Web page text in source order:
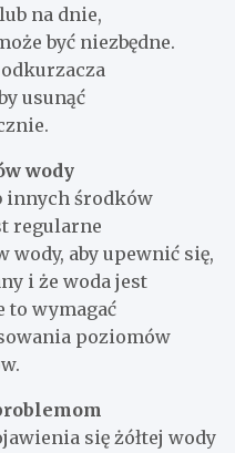
na dnie,
być niezbędne.
usunąć
wody
innych środków
regularne
aby upewnić się,
i że woda jest
to wymagać
poziomów
się żółtej wody